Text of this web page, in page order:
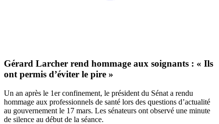
Gérard Larcher rend hommage aux soignants : « Ils
ont permis d’éviter le pire »
Un an après le 1er confinement, le président du Sénat a rendu
hommage aux professionnels de santé lors des questions d’actualité
au gouvernement le 17 mars. Les sénateurs ont observé une minute
de silence au début de la séance.